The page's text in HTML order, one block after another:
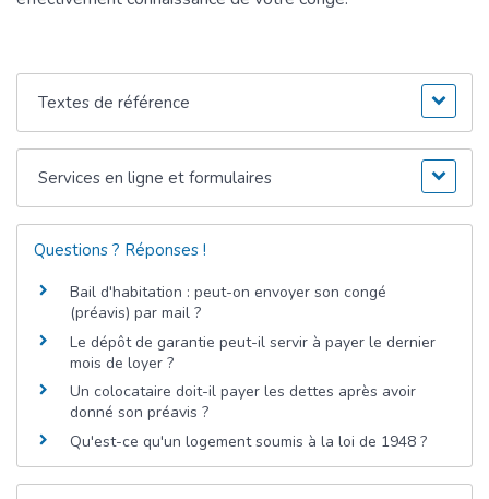
Textes de référence
Services en ligne et formulaires
Questions ? Réponses !
Bail d'habitation : peut-on envoyer son congé
(préavis) par mail ?
Le dépôt de garantie peut-il servir à payer le dernier
mois de loyer ?
Un colocataire doit-il payer les dettes après avoir
donné son préavis ?
Qu'est-ce qu'un logement soumis à la loi de 1948 ?